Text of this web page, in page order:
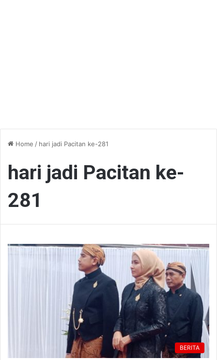
Home / hari jadi Pacitan ke-281
hari jadi Pacitan ke-
281
BERITA